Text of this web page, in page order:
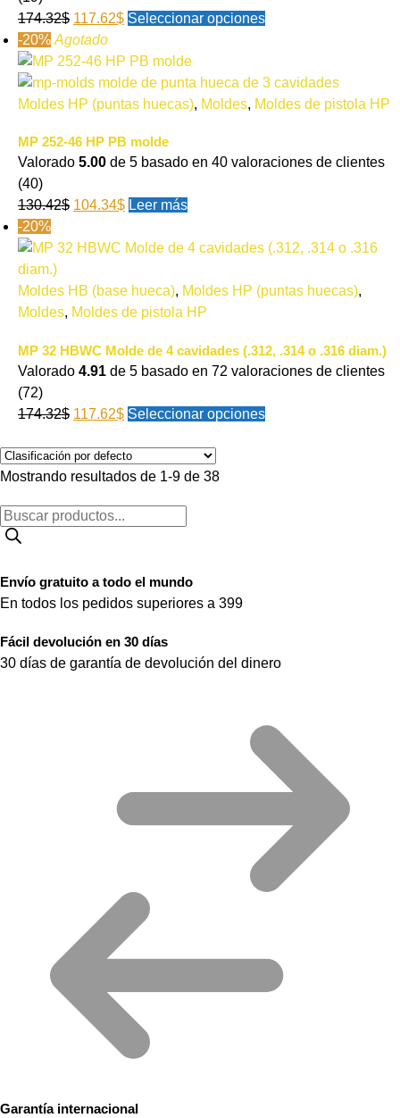
174.32$ 117.62$ Seleccionar opciones
-20% Agotado
Moldes HP (puntas huecas), Moldes, Moldes de pistola HP
MP 252-46 HP PB molde
Valorado 5.00 de 5 basado en 40 valoraciones de clientes
(40)
130.42$ 104.34$ Leer más
-20%
Moldes HB (base hueca), Moldes HP (puntas huecas),
Moldes, Moldes de pistola HP
MP 32 HBWC Molde de 4 cavidades (.312, .314 o .316 diam.)
Valorado 4.91 de 5 basado en 72 valoraciones de clientes
(72)
174.32$ 117.62$ Seleccionar opciones
Mostrando resultados de 1-9 de 38
Envío gratuito a todo el mundo
En todos los pedidos superiores a 399
Fácil devolución en 30 días
30 días de garantía de devolución del dinero
Garantía internacional